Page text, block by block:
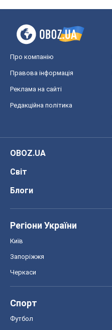
Про компанію
Правова інформація
Реклама на сайті
Редакційна політика
OBOZ.UA
Світ
Блоги
Регіони України
Київ
Запоріжжя
Черкаси
Спорт
Футбол